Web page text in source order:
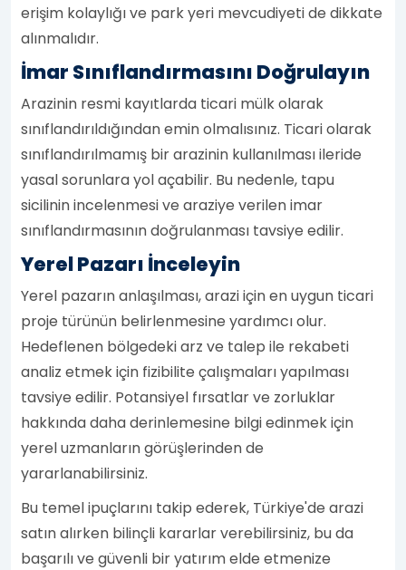
erişim kolaylığı ve park yeri mevcudiyeti de dikkate
alınmalıdır.
İmar Sınıflandırmasını Doğrulayın
Arazinin resmi kayıtlarda ticari mülk olarak
sınıflandırıldığından emin olmalısınız. Ticari olarak
sınıflandırılmamış bir arazinin kullanılması ileride
yasal sorunlara yol açabilir. Bu nedenle, tapu
sicilinin incelenmesi ve araziye verilen imar
sınıflandırmasının doğrulanması tavsiye edilir.
Yerel Pazarı İnceleyin
Yerel pazarın anlaşılması, arazi için en uygun ticari
proje türünün belirlenmesine yardımcı olur.
Hedeflenen bölgedeki arz ve talep ile rekabeti
analiz etmek için fizibilite çalışmaları yapılması
tavsiye edilir. Potansiyel fırsatlar ve zorluklar
hakkında daha derinlemesine bilgi edinmek için
yerel uzmanların görüşlerinden de
yararlanabilirsiniz.
Bu temel ipuçlarını takip ederek, Türkiye'de arazi
satın alırken bilinçli kararlar verebilirsiniz, bu da
başarılı ve güvenli bir yatırım elde etmenize